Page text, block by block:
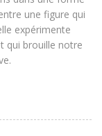
une figure qui
expérimente
qui brouille notre